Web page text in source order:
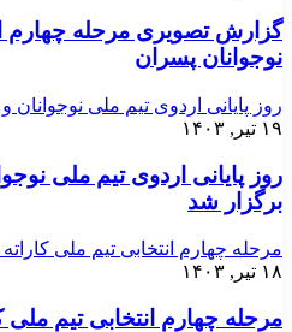
گزارش تصویری مرحله چهارم
نوجوانان پسران
روز پایانی اردوی تیم ملی نوجوانان
۱۹ تیر, ۱۴۰۳
روز پایانی اردوی تیم ملی
برگزار شد
مرحله چهارم انتخابی تیم ملی
۱۸ تیر, ۱۴۰۳
مرحله چهارم انتخابی تیم ملی